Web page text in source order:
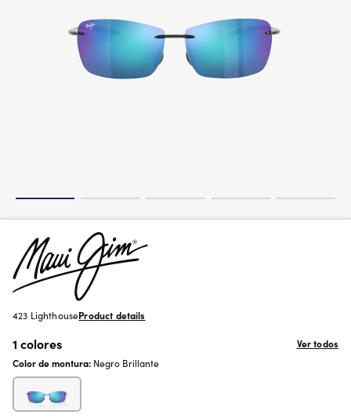
423 LighthouseProduct details
1 colores
Ver todos
Color de montura: Negro Brillante